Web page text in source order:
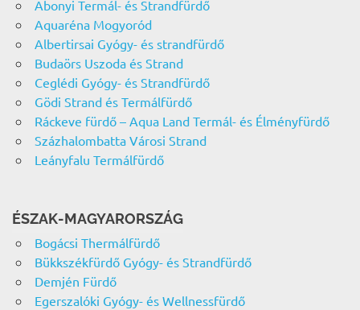
Abonyi Termál- és Strandfürdő
Aquaréna Mogyoród
Albertirsai Gyógy- és strandfürdő
Budaörs Uszoda és Strand
Ceglédi Gyógy- és Strandfürdő
Gödi Strand és Termálfürdő
Ráckeve fürdő – Aqua Land Termál- és Élményfürdő
Százhalombatta Városi Strand
Leányfalu Termálfürdő
ÉSZAK-MAGYARORSZÁG
Bogácsi Thermálfürdő
Bükkszékfürdő Gyógy- és Strandfürdő
Demjén Fürdő
Egerszalóki Gyógy- és Wellnessfürdő